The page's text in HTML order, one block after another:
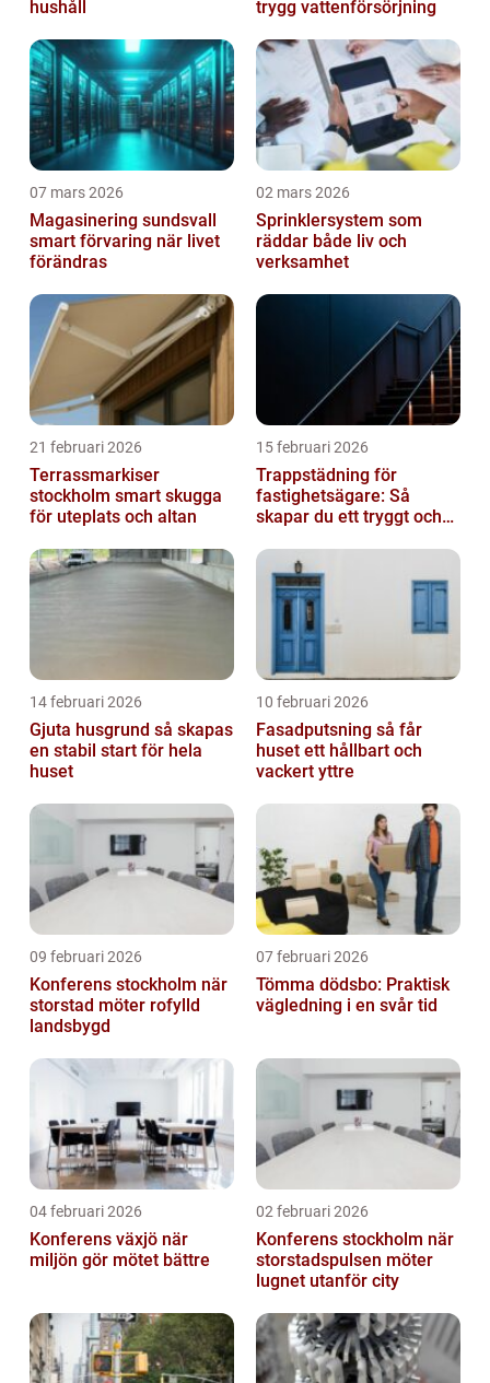
hushåll
trygg vattenförsörjning
07 mars 2026
Magasinering sundsvall
smart förvaring när livet
förändras
02 mars 2026
Sprinklersystem som
räddar både liv och
verksamhet
21 februari 2026
Terrassmarkiser
stockholm smart skugga
för uteplats och altan
15 februari 2026
Trappstädning för
fastighetsägare: Så
skapar du ett tryggt och
Stockholm
14 februari 2026
Gjuta husgrund så skapas
en stabil start för hela
huset
10 februari 2026
Fasadputsning så får
huset ett hållbart och
vackert yttre
09 februari 2026
Konferens stockholm när
storstad möter rofylld
landsbygd
07 februari 2026
Tömma dödsbo: Praktisk
vägledning i en svår tid
04 februari 2026
Konferens växjö när
miljön gör mötet bättre
02 februari 2026
Konferens stockholm när
storstadspulsen möter
lugnet utanför city